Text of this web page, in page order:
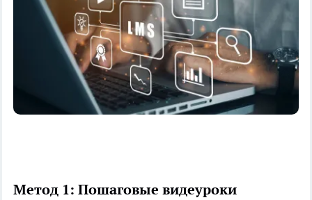
Метод 1: Пошаговые видеуроки